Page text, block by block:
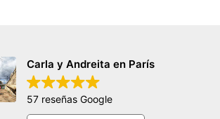
Carla y Andreita en París
57 reseñas Google